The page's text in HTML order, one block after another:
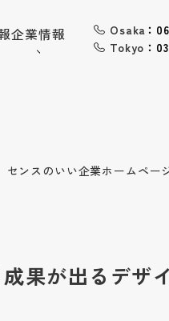
企業情報 Osaka ：
Tokyo ：
06-6568-
）
センスのいい企業ホームペー
果が出るデザ